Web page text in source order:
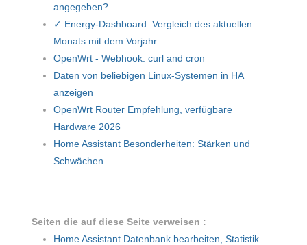
angegeben?
✓ Energy-Dashboard: Vergleich des aktuellen
Monats mit dem Vorjahr
OpenWrt - Webhook: curl and cron
Daten von beliebigen Linux-Systemen in HA
anzeigen
OpenWrt Router Empfehlung, verfügbare
Hardware 2026
Home Assistant Besonderheiten: Stärken und
Schwächen
Seiten die auf diese Seite verweisen :
Home Assistant Datenbank bearbeiten, Statistik